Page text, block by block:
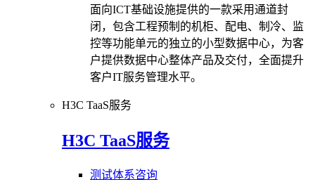
面向ICT基础设施提供的一款采用通道封
闭，包含工程预制的机柜、配电、制冷、监
控等功能单元的独立的小型数据中心，为客
户提供数据中心整体产品及交付，全面提升
客户IT服务管理水平。
H3C TaaS服务
H3C TaaS服务
测试体系咨询